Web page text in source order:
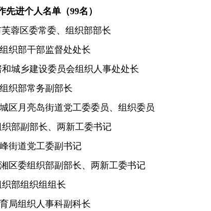
先进个人名单（99名）
蓉区委常委、组织部部长
织部干部监督处处长
城乡建设委员会组织人事处处长
织部常务副部长
区月亮岛街道党工委委员、组织委员
部副部长、两新工委书记
街道党工委副书记
区委组织部副部长、两新工委书记
部组织组组长
局组织人事科副科长